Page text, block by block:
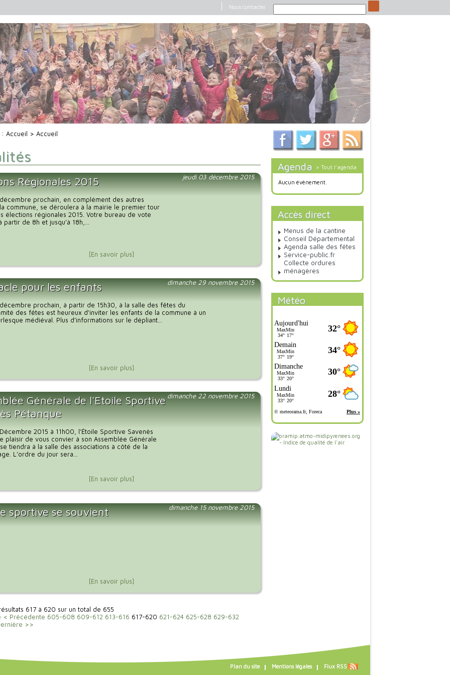
Nous contacter
:Accueil > Accueil
jeudi 03 décembre 2015
Régionales 2015
prochain, en complément des autres
commune, se déroulera à la mairie le premier tour
élections régionales 2015. Votre bureau de vote
partir de 8h et jusqu'à 18h,...
[En savoir plus]
dimanche 29 novembre 2015
pour les enfants
prochain, à partir de 15h30, à la salle des fêtes du
des fêtes est heureux d'inviter les enfants de la commune à un
médiéval. Plus d'informations sur le dépliant...
[En savoir plus]
dimanche 22 novembre 2015
Générale de l'Etoile Sportive
Pétanque
2015 à 11h00, l’Étoile Sportive Savenès
plaisir de vous convier à son Assemblée Générale
tiendra à la salle des associations à côté de la
L’ordre du jour sera...
[En savoir plus]
dimanche 15 novembre 2015
sportive se souvient
[En savoir plus]
617 à 620 sur un total de 655
< Précédente 605-608 609-612 613-616 617-620 621-624 625-628 629-632
>>
Agenda > Tout l'agenda
Aucun évènement.
Accès direct
Menus de la cantine
Conseil Départemental
Agenda salle des fêtes
Service-public.fr
Collecte ordures
ménagères
Météo
Plan du site Mentions légales Flux RSS